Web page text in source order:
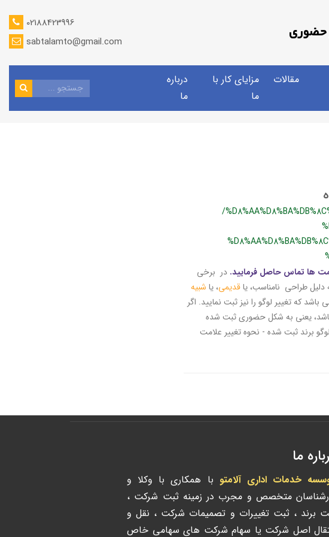
حضوری
02188423996
sabtalamto@gmail.com
مقالات
مزایای کار با
ما
درباره
ما
/
ها تماس حاصل فرمایید. در برخی
دلیل طراحی نامناسب، یاقدیمی، یا شبیه
باشد که تغییر لوگو را نیز ثبت نمایید. اگر
یعنی به شکل حضوری ثبت شده
لوگو برند ثبت شده - نحوه تغییر علامت
ما
خدمات اداری آلامتو با همکاری با وکلا و
متخصص و مجرب در زمینه ثبت شرکت ،
برند ، ثبت تغییرات و تصمیمات شرکت ، نقل و
اصل شرکت یا سهام شرکت های سهامی خاص